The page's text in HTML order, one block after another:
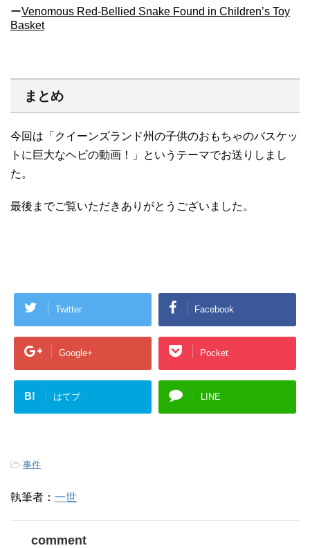
ーVenomous Red-Bellied Snake Found in Children’s Toy
Basket
まとめ
今回は「クイーンズランド州の子供のおもちゃのバスケッ
トに巨大なヘビの動画！」というテーマでお送りしまし
た。
最後までご覧いただきありがとうございました。
Twitter Facebook
Google+ Pocket
B! はてブ LINE
-事件
執筆者： 一世
comment